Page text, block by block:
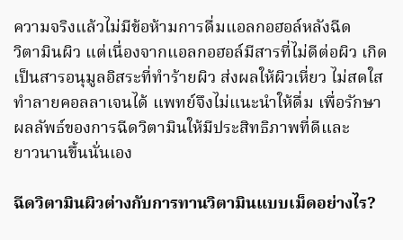
ความจริงแล้วไม่มีข้อห้ามการดื่มแอลกอฮอล์หลังฉีด
วิตามินผิว แต่เนื่องจากแอลกอฮอล์มีสารที่ไม่ดีต่อผิว เกิด
เป็นสารอนุมูลอิสระที่ทำร้ายผิว ส่งผลให้ผิวเหี่ยว ไม่สดใส
ทำลายคอลลาเจนได้ แพทย์จึงไม่แนะนำให้ดื่ม เพื่อรักษา
ผลลัพธ์ของการฉีดวิตามินให้มีประสิทธิภาพที่ดีและ
ยาวนานขึ้นนั่นเอง
ฉีดวิตามินผิวต่างกับการทานวิตามินแบบเม็ดอย่างไร?